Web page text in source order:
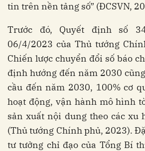
tin trên nền tảng số” (ĐCSVN,
Trước đó, Quyết định số
06/4/2023 của Thủ tướng
Chiến lược chuyển đổi số báo
định hướng đến năm 2030
cầu đến năm 2030, 100% cơ
hoạt động, vận hành mô hình
sản xuất nội dung theo các xu
(Thủ tướng Chính phủ, 2023).
tư tưởng chỉ đạo của Tổng Bí